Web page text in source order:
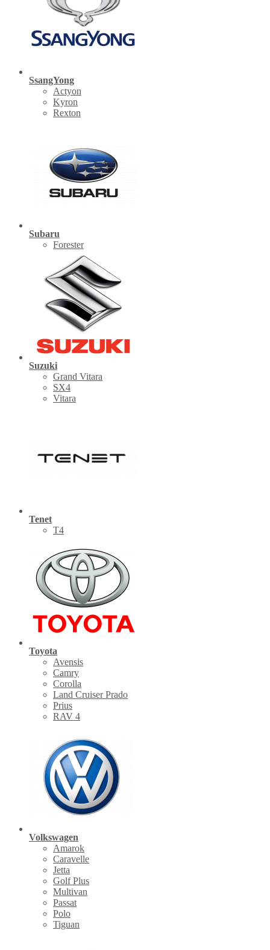
SsangYong
Actyon
Kyron
Rexton
Subaru
Forester
Suzuki
Grand Vitara
SX4
Vitara
Tenet
Т4
Toyota
Avensis
Camry
Corolla
Land Cruiser Prado
Prius
RAV 4
Volkswagen
Amarok
Caravelle
Jetta
Golf Plus
Multivan
Passat
Polo
Tiguan